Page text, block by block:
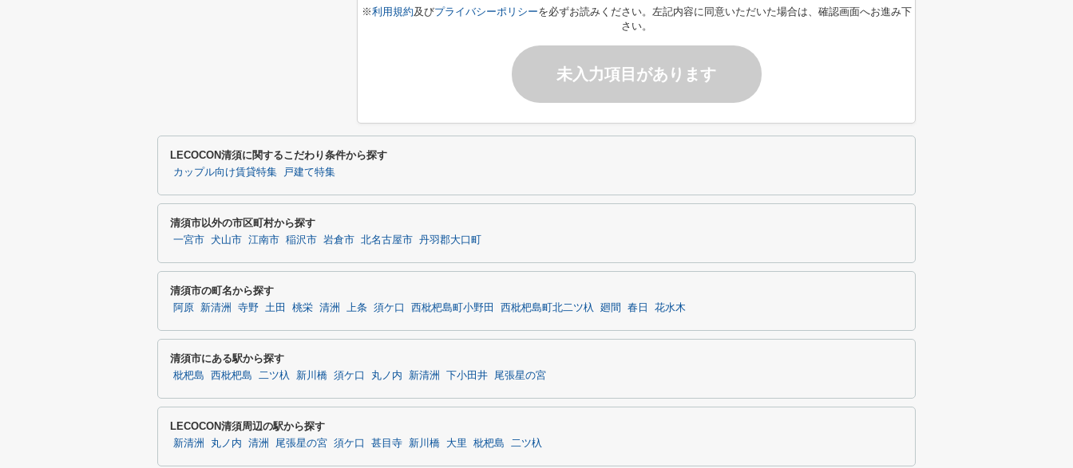
※利用規約及びプライバシーポリシーを必ずお読みください。左記内容に同意いただいた場合は、確認画面へお進み下
さい。
未入力項目があります
LECOCON清須に関するこだわり条件から探す
カップル向け賃貸特集 戸建て特集
清須市以外の市区町村から探す
一宮市 犬山市 江南市 稲沢市 岩倉市 北名古屋市 丹羽郡大口町
清須市の町名から探す
阿原 新清洲 寺野 土田 桃栄 清洲 上条 須ケ口 西枇杷島町小野田 西枇杷島町北二ツ杁 廻間 春日 花水木
清須市にある駅から探す
枇杷島 西枇杷島 二ツ杁 新川橋 須ケ口 丸ノ内 新清洲 下小田井 尾張星の宮
LECOCON清須周辺の駅から探す
新清洲 丸ノ内 清洲 尾張星の宮 須ケ口 甚目寺 新川橋 大里 枇杷島 二ツ杁